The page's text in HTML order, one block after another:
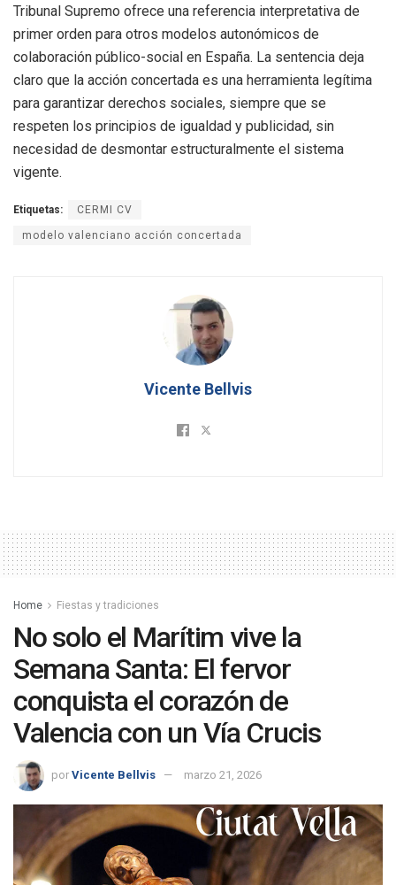
Tribunal Supremo ofrece una referencia interpretativa de
primer orden para otros modelos autonómicos de
colaboración público-social en España. La sentencia deja
claro que la acción concertada es una herramienta legítima
para garantizar derechos sociales, siempre que se
respeten los principios de igualdad y publicidad, sin
necesidad de desmontar estructuralmente el sistema
vigente.
Etiquetas: CERMI CV
modelo valenciano acción concertada
Vicente Bellvis
Home Fiestas y tradiciones
No solo el Marítim vive la
Semana Santa: El fervor
conquista el corazón de
Valencia con un Vía Crucis
por Vicente Bellvis marzo 21, 2026